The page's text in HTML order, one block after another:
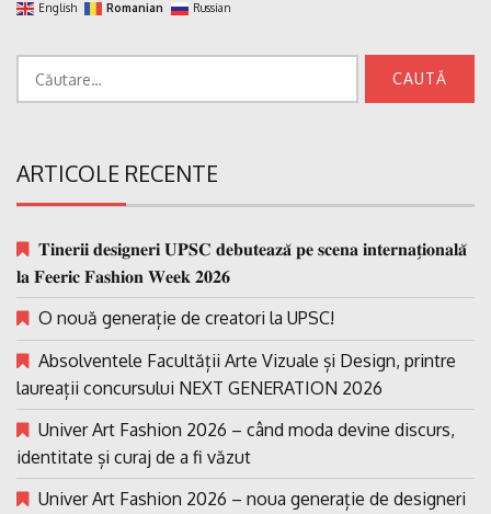
English Romanian Russian
ARTICOLE RECENTE
𝐓𝐢𝐧𝐞𝐫𝐢𝐢 𝐝𝐞𝐬𝐢𝐠𝐧𝐞𝐫𝐢 𝐔𝐏𝐒𝐂 𝐝𝐞𝐛𝐮𝐭𝐞𝐚𝐳𝐚̆ 𝐩𝐞 𝐬𝐜𝐞𝐧𝐚 𝐢𝐧𝐭𝐞𝐫𝐧𝐚𝐭̗𝐢𝐨𝐧𝐚𝐥𝐚̆
𝐥𝐚 𝐅𝐞𝐞𝐫𝐢𝐜 𝐅𝐚𝐬𝐡𝐢𝐨𝐧 𝐖𝐞𝐞𝐤 𝟐𝟎𝟐𝟔
O nouă generație de creatori la UPSC!
Absolventele Facultății Arte Vizuale și Design, printre
laureații concursului NEXT GENERATION 2026
Univer Art Fashion 2026 – când moda devine discurs,
identitate și curaj de a fi văzut
Univer Art Fashion 2026 – noua generație de designeri